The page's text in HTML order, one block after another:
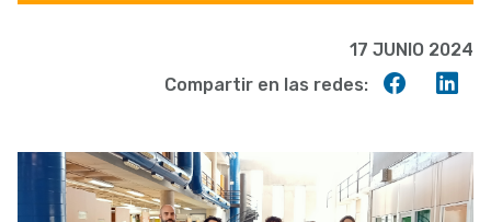
17 JUNIO 2024
Compartir en las redes: